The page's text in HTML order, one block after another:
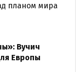
планом мира
Вучич
Европы